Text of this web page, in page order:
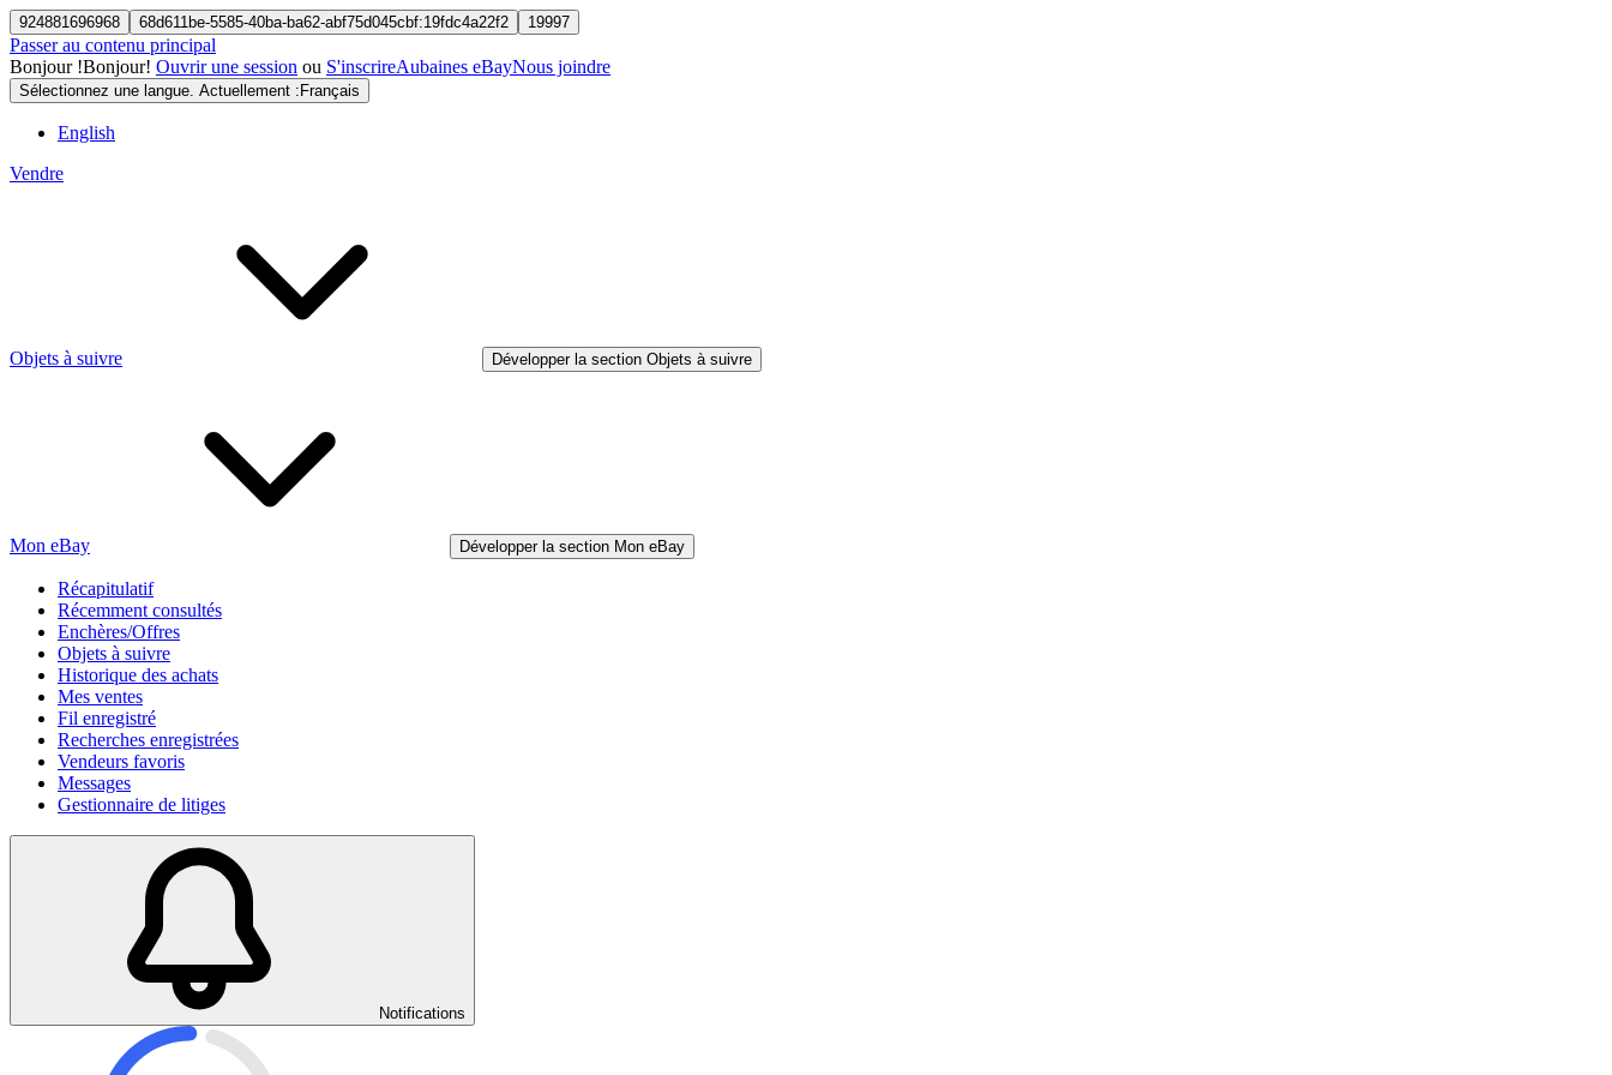
924881696968 68d611be-5585-40ba-ba62-abf75d045cbf:19fdc4a22f2 19997
Passer au contenu principal
Bonjour !Bonjour! Ouvrir une session ou S'inscrireAubaines eBayNous joindre
Sélectionnez une langue. Actuellement : Français
English
Vendre
Objets à suivre Développer la section Objets à suivre
Mon eBay Développer la section Mon eBay
Récapitulatif
Récemment consultés
Enchères/Offres
Objets à suivre
Historique des achats
Mes ventes
Fil enregistré
Recherches enregistrées
Vendeurs favoris
Messages
Gestionnaire de litiges
Notifications